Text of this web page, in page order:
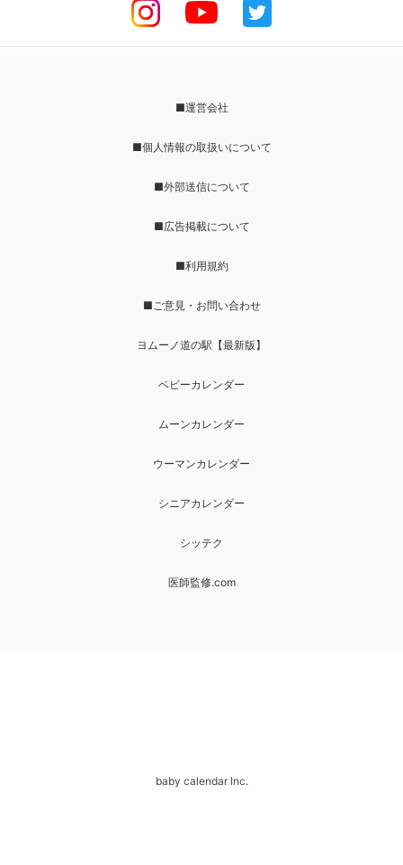
■運営会社
■個人情報の取扱いについて
■外部送信について
■広告掲載について
■利用規約
■ご意見・お問い合わせ
ヨムーノ道の駅【最新版】
ベビーカレンダー
ムーンカレンダー
ウーマンカレンダー
シニアカレンダー
シッテク
医師監修.com
baby calendar Inc.